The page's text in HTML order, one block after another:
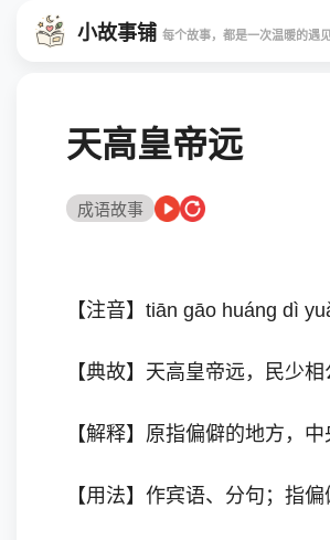
小故事铺 每个故事，都是一次温暖的遇
天高皇帝远
成语故事
【注音】tiān gāo huáng dì
【典故】天高皇帝远，民
【解释】原指偏僻的地方，
【用法】作宾语、分句；指